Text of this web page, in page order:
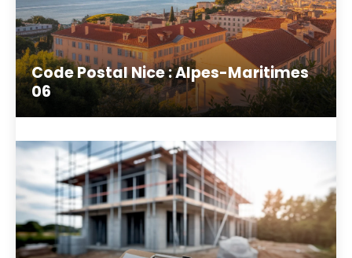
Code Postal Nice : Alpes-Maritimes
06